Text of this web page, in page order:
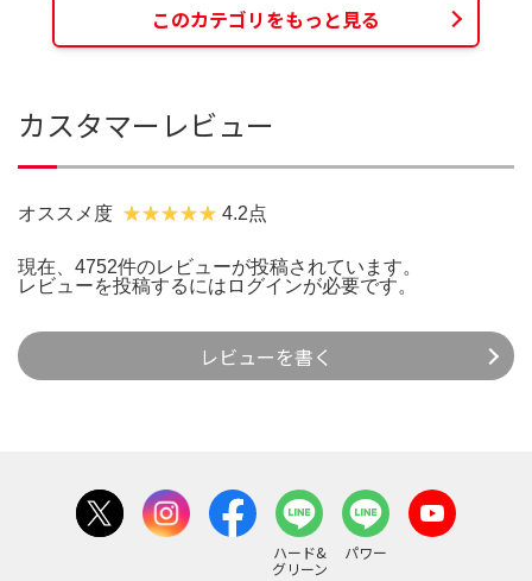
このカテゴリをもっと見る
カスタマーレビュー
オススメ度 4.2点
現在、4752件のレビューが投稿されています。
レビューを投稿するには ログインが必要です。
レビューを書く
ハード&
グリーン
パワー